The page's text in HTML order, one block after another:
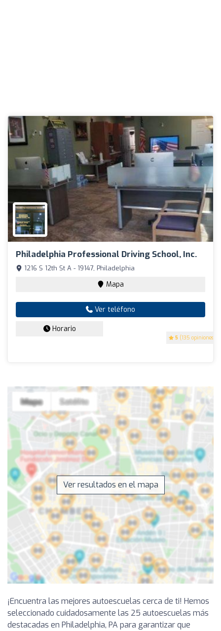
Philadelphia Professional Driving School, Inc.
5 (135 opiniones)
1216 S 12th St A - 19147, Philadelphia
Mapa
Ver teléfono
Horario
Ver resultados en el mapa
¡Encuentra las mejores autoescuelas cerca de ti! Hemos
seleccionado cuidadosamente las 25 autoescuelas más
destacadas en Philadelphia, PA para garantizar que